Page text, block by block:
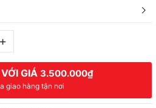
+
GIÁ 3.500.000₫
giao hàng tận nơi